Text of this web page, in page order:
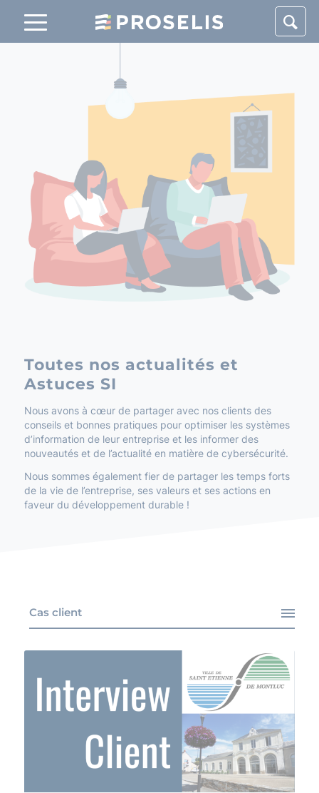
Toutes nos actualités et
Astuces SI
Nous avons à cœur de partager avec nos clients des
conseils et bonnes pratiques pour optimiser les systèmes
d’information de leur entreprise et les informer des
nouveautés et de l’actualité en matière de cybersécurité.
Nous sommes également fier de partager les temps forts
de la vie de l’entreprise, ses valeurs et ses actions en
faveur du développement durable !
Astuces SI
Cas client
Les pépites de Ludivine
Non classé